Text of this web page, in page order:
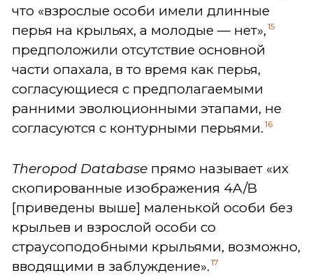
что «взрослые особи имели длинные
перья на крыльях, а молодые — нет», 15
предположили отсутствие основной
части опахала, в то время как перья,
согласующиеся с предполагаемыми
ранними эволюционными этапами, не
согласуются с контурными перьями. 16
Theropod Database прямо называет «их
скопированные изображения 4A/B
[приведены выше] маленькой особи без
крыльев и взрослой особи со
страусоподобными крыльями, возможно,
вводящими в заблуждение». 17